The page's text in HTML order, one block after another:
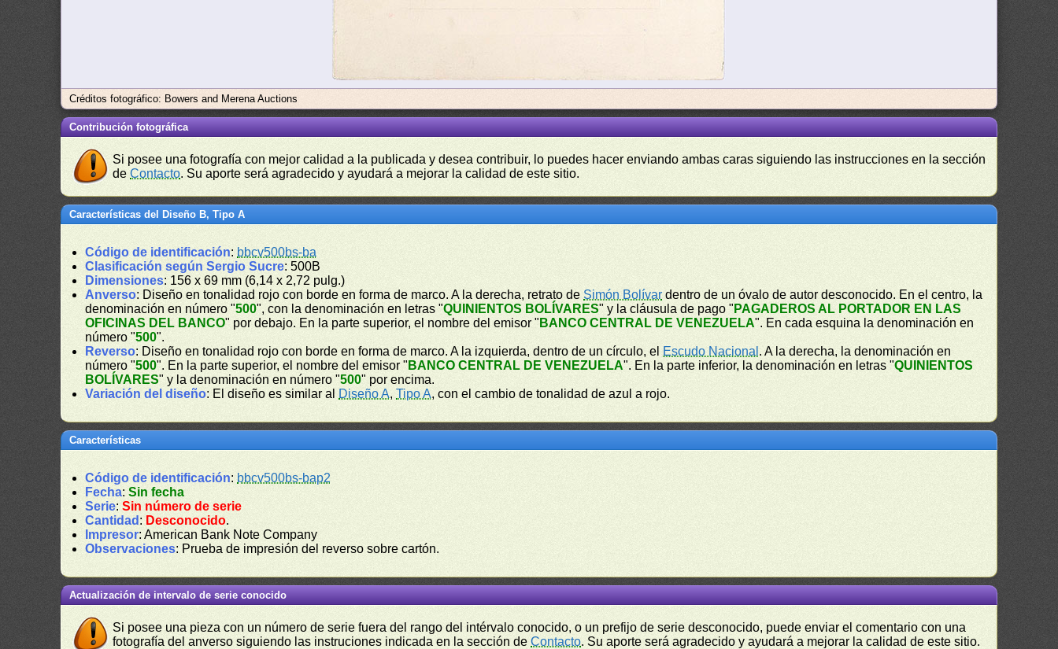
Créditos fotográfico: Bowers and Merena Auctions
Contribución fotográfica
Si posee una fotografía con mejor calidad a la publicada y desea contribuir, lo puedes hacer enviando ambas caras siguiendo las instrucciones en la sección
deContacto. Su aporte será agradecido y ayudará a mejorar la calidad de este sitio.
Características del Diseño B, Tipo A
Código de identificación: bbcv500bs-ba
Clasificación según Sergio Sucre: 500B
Dimensiones: 156 x 69 mm (6,14 x 2,72 pulg.)
Anverso: Diseño en tonalidad rojo con borde en forma de marco. A la derecha, retrato deSimón Bolívardentro de un óvalo de autor desconocido. En el centro, la
denominación en número "500", con la denominación en letras "QUINIENTOS BOLÍVARES" y la cláusula de pago " PAGADEROS AL PORTADOR EN LAS
OFICINAS DEL BANCO" por debajo. En la parte superior, el nombre del emisor " BANCO CENTRAL DE VENEZUELA". En cada esquina la denominación en
número "500".
Reverso: Diseño en tonalidad rojo con borde en forma de marco. A la izquierda, dentro de un círculo, el Escudo Nacional . A la derecha, la denominación en
número "500". En la parte superior, el nombre del emisor " BANCO CENTRAL DE VENEZUELA". En la parte inferior, la denominación en letras "QUINIENTOS
BOLÍVARES" y la denominación en número "500" por encima.
Variación del diseño: El diseño es similar al Diseño A,Tipo A, con el cambio de tonalidad de azul a rojo.
Características
Código de identificación: bbcv500bs-bap2
Fecha:Sin fecha
Serie:Sin número de serie
Cantidad : Desconocido.
Impresor: American Bank Note Company
Observaciones: Prueba de impresión del reverso sobre cartón.
Actualización de intervalo de serie conocido
Si posee una pieza con un número de serie fuera del rango del intérvalo conocido, o un prefijo de serie desconocido, puede enviar el comentario con una
fotografía del anverso siguiendo las instruciones indicada en la sección deContacto. Su aporte será agradecido y ayudará a mejorar la calidad de este sitio.